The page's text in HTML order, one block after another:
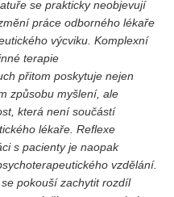
2019
2019
2018
2018
2018
2017
se prakticky neobjevují
práce odborného lékaře
výcviku. Komplexní
terapie
přitom poskytuje nejen
způsobu myšlení, ale
která není součástí
lékaře. Reflexe
s pacienty je naopak
vzdělání.
pokouší zachytit rozdíl